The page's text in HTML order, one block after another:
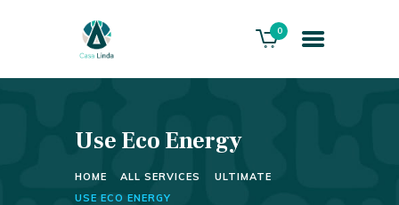
0
Use Eco Energy
HOME ALL SERVICES
ULTIMATE
USE ECO ENERGY
HOME
THE VILLA